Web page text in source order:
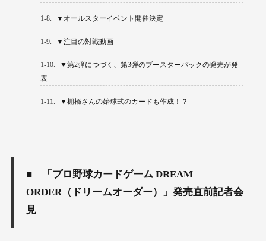
1-8. ▼オールスターイベント開催決定
1-9. ▼注目の対戦動画
1-10.
▼第2弾につづく、第3弾のブースターパックの発売が発
表
1-11. ▼棚橋さんの始球式のカードも作成！？
■ 「プロ野球カードゲーム DREAM
ORDER（ドリームオーダー）」発売直前記者会
見